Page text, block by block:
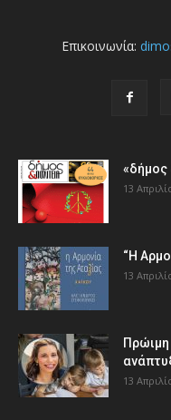
Επικοινωνία:
«δήμος
13
“Η
13
Πρώιμη
13